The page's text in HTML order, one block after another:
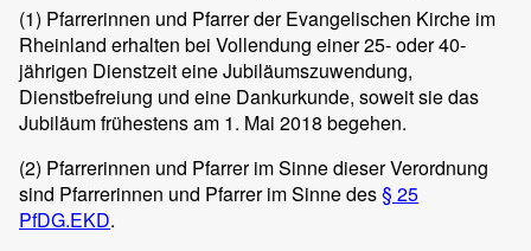
(1) Pfarrerinnen und Pfarrer der Evangelischen Kirche im
Rheinland erhalten bei Vollendung einer 25- oder 40-
jährigen Dienstzeit eine Jubiläumszuwendung,
Dienstbefreiung und eine Dankurkunde, soweit sie das
Jubiläum frühestens am 1. Mai 2018 begehen.
(2) Pfarrerinnen und Pfarrer im Sinne dieser Verordnung
sind Pfarrerinnen und Pfarrer im Sinne des§ 25
PfDG.EKD.